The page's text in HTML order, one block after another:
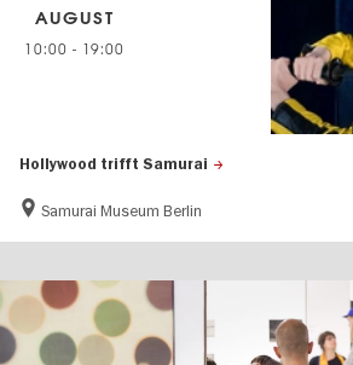
Hollywood trifft Samurai
Samurai Museum Berlin
AUGUST
10:00 - 19:00